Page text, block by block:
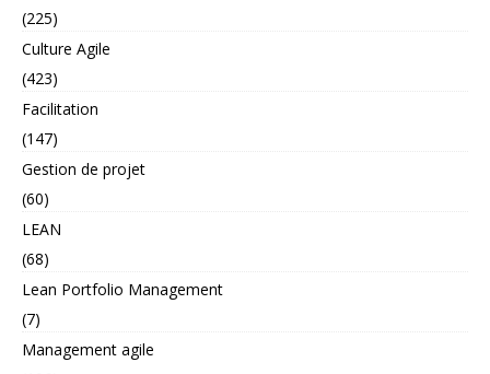
(225)
Culture Agile
(423)
Facilitation
(147)
Gestion de projet
(60)
LEAN
(68)
Lean Portfolio Management
(7)
Management agile